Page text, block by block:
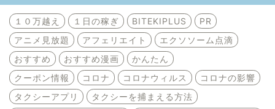
１０万越え １日の稼ぎ BITEKIPLUS
PR
アニメ見放題
アフェリエイト
エクソソーム点滴
おすすめ
おすすめ漫画
かんたん
クーポン情報
コロナ コロナウィルス
コロナの影響
タクシーアプリ
タクシーを捕まえる方法